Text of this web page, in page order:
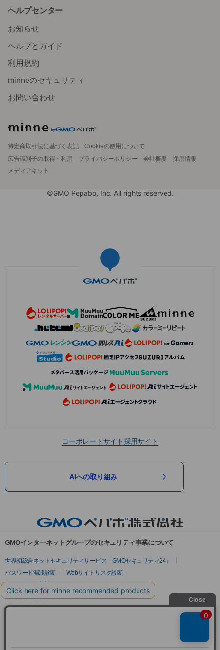
ヘルプセンター
お知らせ
ヘルプとガイド
利用規約
minneのセキュリティ
お問い合わせ
特定商取引法に基づく表記
Cookieの使用について
広告識別子の取得・利用
プライバシーポリシー 会社概要
採用情報
メディアキット
©GMO Pepabo, Inc. All rights reserved.
コーポレートサイト採用サイト
AIへの取り組み
GMOインターネットグループのセキュリティ事業について
世界初総合ネットセキュリティサービス「GMOセキュリティ24」
パスワード漏洩診断
Webサイトリスク診断
セキュリティ相談AIチャットボット
実在証明・盗聴対策
サイバー攻撃対策（GMOサイバーセキュリティ byイエラエ）